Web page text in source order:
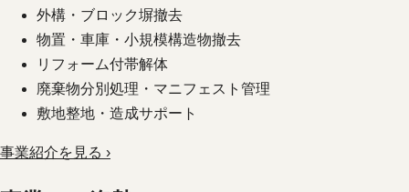
外構・ブロック塀撤去
物置・車庫・小規模構造物撤去
リフォーム付帯解体
廃棄物分別処理・マニフェスト管理
敷地整地・造成サポート
事業紹介を見る ›